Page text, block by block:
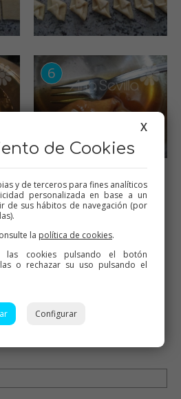
Valórala y dime qué
X
de Cookies
y de terceros para fines analíticos
personalizada en base a un
de sus hábitos de navegación (por
la política de cookies.
las cookies pulsando el botón
o rechazar su uso pulsando el
Configurar